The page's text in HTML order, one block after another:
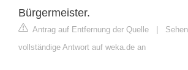
Bürgermeister.
Antrag auf Entfernung der Quelle
vollständige Antwort auf weka.de an